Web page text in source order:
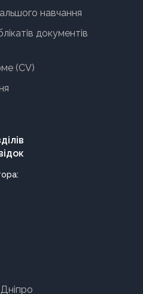
навчання
документів
(CV)